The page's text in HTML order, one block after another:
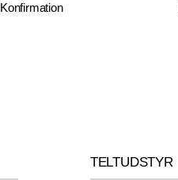
Konfirmation
TELTUDSTYR